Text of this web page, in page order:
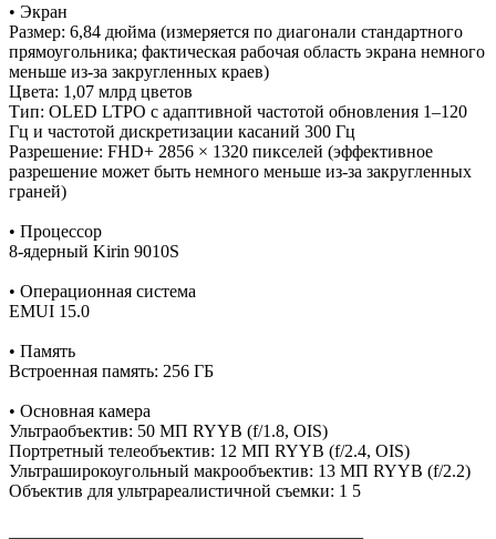
• Экран
Размер: 6,84 дюйма (измеряется по диагонали стандартного
прямоугольника; фактическая рабочая область экрана немного
меньше из-за закругленных краев)
Цвета: 1,07 млрд цветов
Тип: OLED LTPO с адаптивной частотой обновления 1–120
Гц и частотой дискретизации касаний 300 Гц
Разрешение: FHD+ 2856 × 1320 пикселей (эффективное
разрешение может быть немного меньше из-за закругленных
граней)
• Процессор
8-ядерный Kirin 9010S
• Операционная система
EMUI 15.0
• Память
Встроенная память: 256 ГБ
• Основная камера
Ультраобъектив: 50 МП RYYB (f/1.8, OIS)
Портретный телеобъектив: 12 МП RYYB (f/2.4, OIS)
Ультраширокоугольный макрообъектив: 13 МП RYYB (f/2.2)
Объектив для ультрареалистичной съемки: 1 5